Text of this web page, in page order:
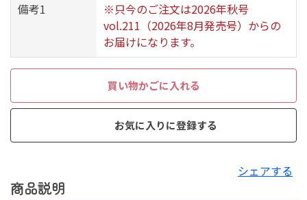
備考1
※只今のご注文は2026年秋号
vol.211（2026年8月発売号）からの
お届けになります。
買い物かごに入れる
お気に入りに登録する
シェアする
商品説明